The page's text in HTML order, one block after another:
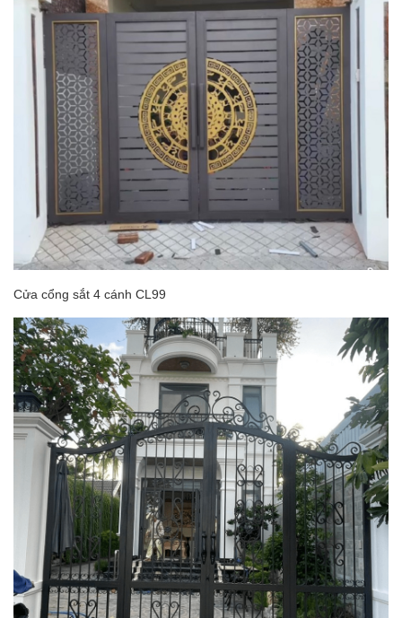
Cửa cổng sắt 4 cánh CL99